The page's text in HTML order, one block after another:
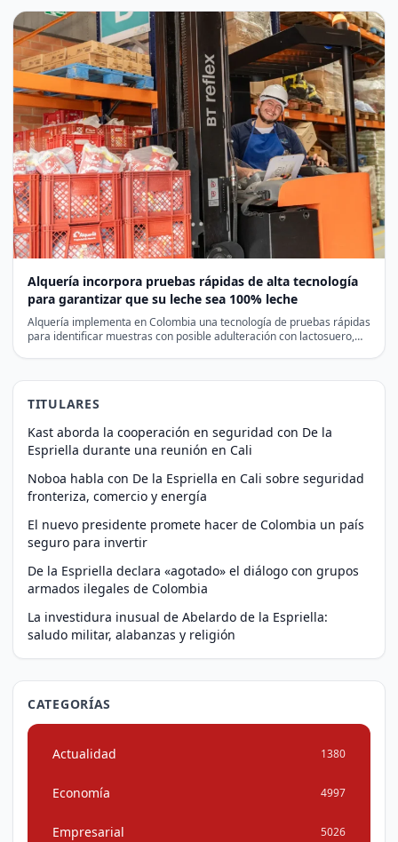
Alquería incorpora pruebas rápidas de alta tecnología
para garantizar que su leche sea 100% leche
Alquería implementa en Colombia una tecnología de pruebas rápidas
para identificar muestras con posible adulteración con lactosuero,
TITULARES
Kast aborda la cooperación en seguridad con De la
Espriella durante una reunión en Cali
Noboa habla con De la Espriella en Cali sobre seguridad
fronteriza, comercio y energía
El nuevo presidente promete hacer de Colombia un país
seguro para invertir
De la Espriella declara «agotado» el diálogo con grupos
armados ilegales de Colombia
La investidura inusual de Abelardo de la Espriella:
saludo militar, alabanzas y religión
CATEGORÍAS
Actualidad 1380
Economía 4997
Empresarial 5026